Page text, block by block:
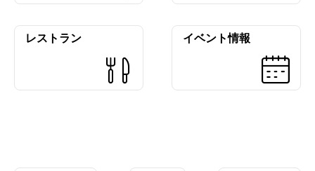
レストラン イベント情報